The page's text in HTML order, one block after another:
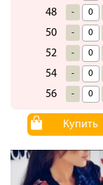
48 -
50 -
52 -
54 -
56 -
Купить